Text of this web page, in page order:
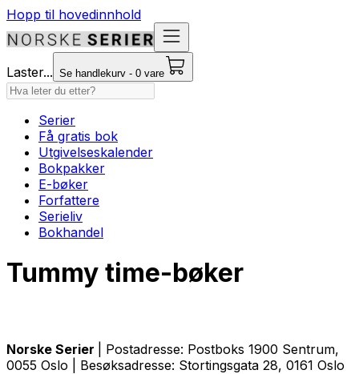
Hopp til hovedinnhold
Laster... Se handlekurv - 0 vare
Serier
Få gratis bok
Utgivelseskalender
Bokpakker
E-bøker
Forfattere
Serieliv
Bokhandel
Tummy time-bøker
Norske Serier
| Postadresse: Postboks 1900 Sentrum,
0055 Oslo | Besøksadresse: Stortingsgata 28, 0161 Oslo